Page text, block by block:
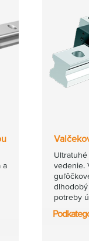
a
vedenie.
potreby